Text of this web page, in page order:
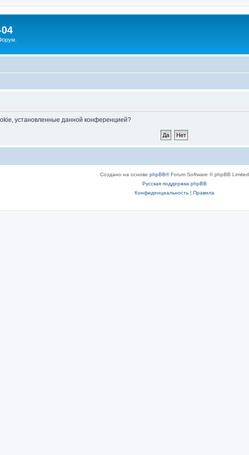
установленные данной конференцией?
Создано на основе phpBB® Forum Software © phpBB Limited
Русская поддержка phpBB
Конфиденциальность| Правила